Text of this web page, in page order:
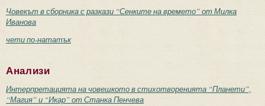
Човекът в сборника с разкази “Сенките на времето” от Милка
Иванова
чети по-нататък
Анализи
Интерпретацията на човешкото в стихотворенията “Планети”,
“Магия” и “Икар” от Станка Пенчева